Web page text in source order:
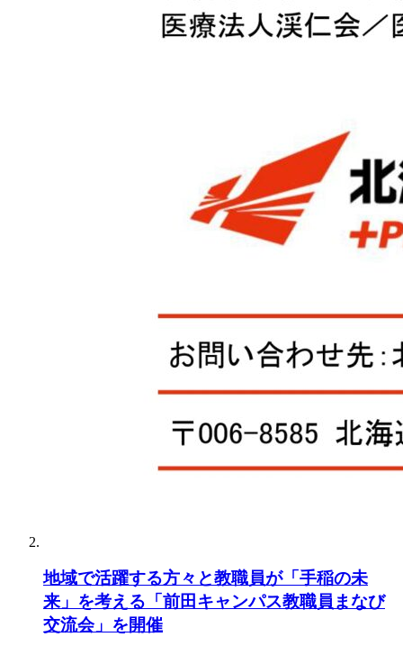
地域で活躍する方々と教職員が「手稲の未
来」を考える「前田キャンパス教職員まなび
交流会」を開催